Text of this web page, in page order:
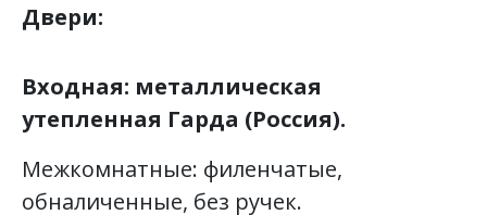
Двери:
Входная: металлическая
утепленная Гарда (Россия).
Межкомнатные: филенчатые,
обналиченные, без ручек.